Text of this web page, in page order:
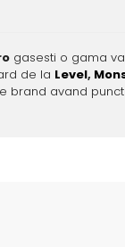
gasesti o gama
de la Level,
brand avand